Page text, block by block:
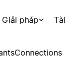
Giải pháp Tài
Connections